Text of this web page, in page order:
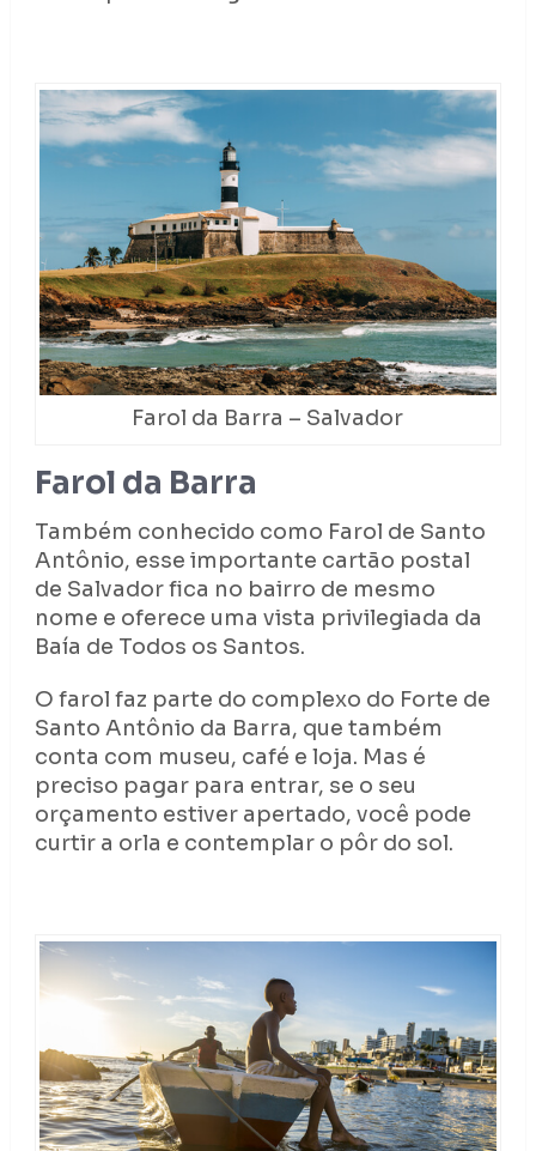
Farol da Barra – Salvador
Farol da Barra
Também conhecido como Farol de Santo
Antônio, esse importante cartão postal
de Salvador fica no bairro de mesmo
nome e oferece uma vista privilegiada da
Baía de Todos os Santos.
O farol faz parte do complexo do Forte de
Santo Antônio da Barra, que também
conta com museu, café e loja. Mas é
preciso pagar para entrar, se o seu
orçamento estiver apertado, você pode
curtir a orla e contemplar o pôr do sol.